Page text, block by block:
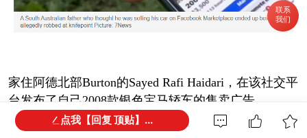
联系
我们
家住阿德北部Burton的Sayed Rafi Haidari，在该社交平
台发布了自己2008款银色宝马轿车的售卖广告。
点我【回复 顶贴】...